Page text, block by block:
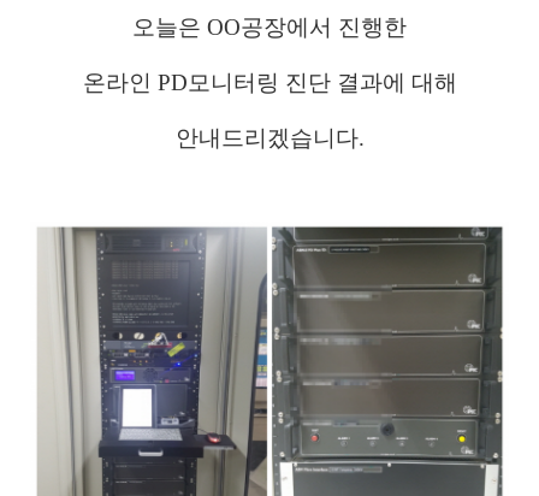
오늘은 OO공장에서 진행한
온라인 PD모니터링 진단 결과에 대해
안내드리겠습니다.